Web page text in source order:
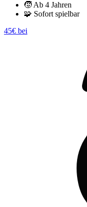
🧒 Ab 4 Jahren
🧩 Sofort spielbar
45€ bei